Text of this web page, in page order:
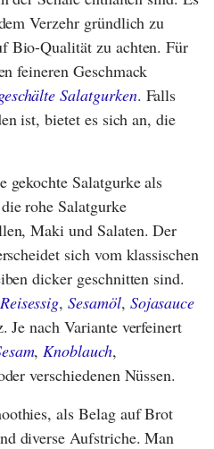
Verzehr gründlich zu
Bio-Qualität zu achten. Für
feineren Geschmack
Salatgurken. Falls
ist, bietet es sich an, die
gekochte Salatgurke als
rohe Salatgurke
Maki und Salaten. Der
sich vom klassischen
dicker geschnitten sind.
Reisessig,Sesamöl, Sojasauce
Je nach Variante verfeinert
,Knoblauch,
verschiedenen Nüssen.
als Belag auf Brot
diverse Aufstriche. Man